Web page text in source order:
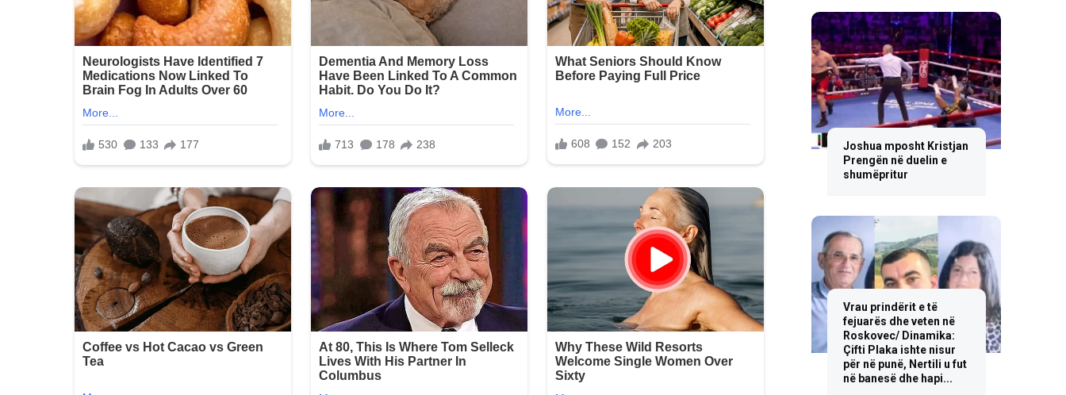
Joshua mposht Kristjan
Prengën në duelin e
shumëpritur
Vrau prindërit e të
fejuarës dhe veten në
Roskovec/ Dinamika:
Çifti Plaka ishte nisur
për në punë, Nertili u fut
në banesë dhe hapi...